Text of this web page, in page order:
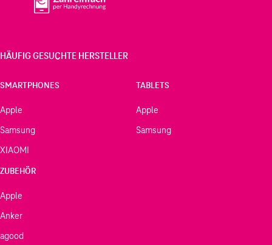
HÄUFIG GESUCHTE HERSTELLER
SMARTPHONES
Apple
Samsung
XIAOMI
TABLETS
Apple
Samsung
ZUBEHÖR
Apple
Anker
agood